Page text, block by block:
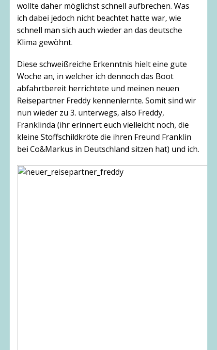
wollte daher möglichst schnell aufbrechen. Was
ich dabei jedoch nicht beachtet hatte war, wie
schnell man sich auch wieder an das deutsche
Klima gewöhnt.
Diese schweißreiche Erkenntnis hielt eine gute
Woche an, in welcher ich dennoch das Boot
abfahrtbereit herrichtete und meinen neuen
Reisepartner Freddy kennenlernte. Somit sind wir
nun wieder zu 3. unterwegs, also Freddy,
Franklinda (ihr erinnert euch vielleicht noch, die
kleine Stoffschildkröte die ihren Freund Franklin
bei Co&Markus in Deutschland sitzen hat) und ich.